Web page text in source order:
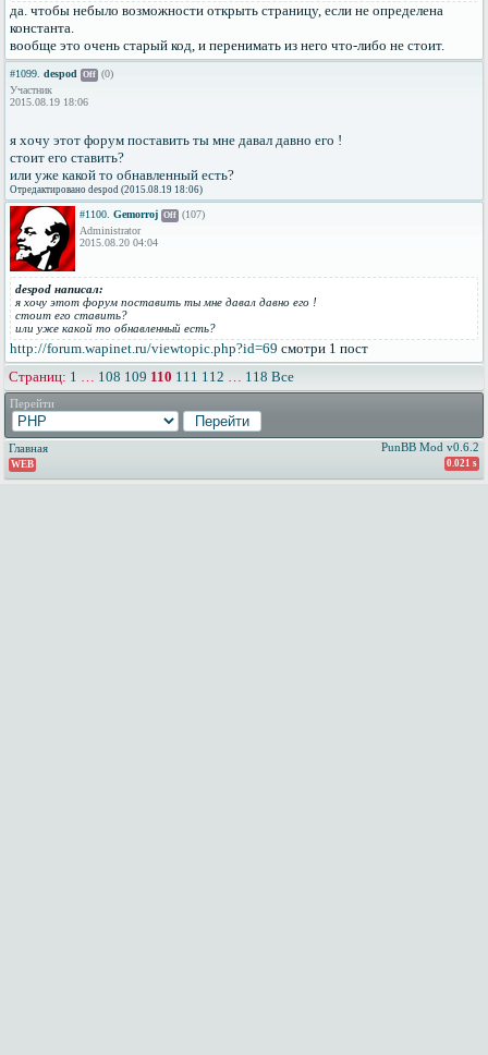
да. чтобы небыло возможности открыть страницу, если не определена
константа.
вообще это очень старый код, и перенимать из него что-либо не стоит.
#1099. despod Off (0)
Участник
2015.08.19 18:06
я хочу этот форум поставить ты мне давал давно его !
стоит его ставить?
или уже какой то обнавленный есть?
Отредактировано despod (2015.08.19 18:06)
#1100. Gemorroj Off (107)
Administrator
2015.08.20 04:04
despod написал:
я хочу этот форум поставить ты мне давал давно его !
стоит его ставить?
или уже какой то обнавленный есть?
http://forum.wapinet.ru/viewtopic.php?id=69 смотри 1 пост
Страниц: 1 108 109 110 111 112 118 Все
Перейти
Главная
WEB
PunBB Mod v0.6.2
0.021 s